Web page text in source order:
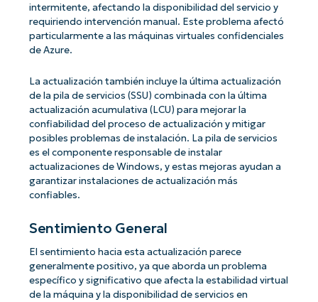
intermitente, afectando la disponibilidad del servicio y
requiriendo intervención manual. Este problema afectó
particularmente a las máquinas virtuales confidenciales
de Azure.
La actualización también incluye la última actualización
de la pila de servicios (SSU) combinada con la última
actualización acumulativa (LCU) para mejorar la
confiabilidad del proceso de actualización y mitigar
posibles problemas de instalación. La pila de servicios
es el componente responsable de instalar
actualizaciones de Windows, y estas mejoras ayudan a
garantizar instalaciones de actualización más
confiables.
Sentimiento General
El sentimiento hacia esta actualización parece
generalmente positivo, ya que aborda un problema
específico y significativo que afecta la estabilidad virtual
de la máquina y la disponibilidad de servicios en